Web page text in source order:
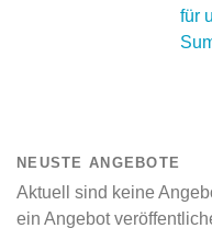
für
NEUSTE ANGEBOTE
Aktuell sind keine
ein Angebot